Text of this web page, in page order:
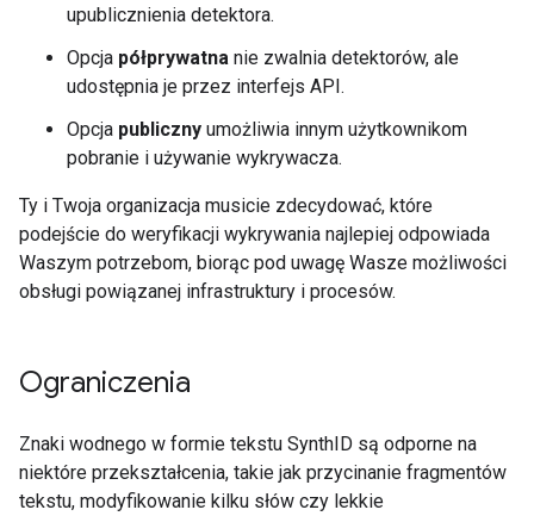
upublicznienia detektora.
Opcja półprywatna nie zwalnia detektorów, ale
udostępnia je przez interfejs API.
Opcja publiczny umożliwia innym użytkownikom
pobranie i używanie wykrywacza.
Ty i Twoja organizacja musicie zdecydować, które
podejście do weryfikacji wykrywania najlepiej odpowiada
Waszym potrzebom, biorąc pod uwagę Wasze możliwości
obsługi powiązanej infrastruktury i procesów.
Ograniczenia
Znaki wodnego w formie tekstu SynthID są odporne na
niektóre przekształcenia, takie jak przycinanie fragmentów
tekstu, modyfikowanie kilku słów czy lekkie